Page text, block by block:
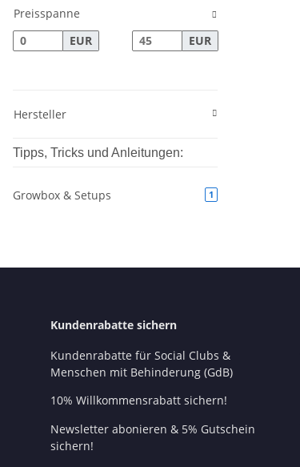
Preisspanne
EUR
EUR
Hersteller
Tipps, Tricks und Anleitungen:
Growbox & Setups 1
Kundenrabatte sichern
Kundenrabatte für Social Clubs &
Menschen mit Behinderung (GdB)
10% Willkommensrabatt sichern!
Newsletter abonieren & 5% Gutschein
sichern!